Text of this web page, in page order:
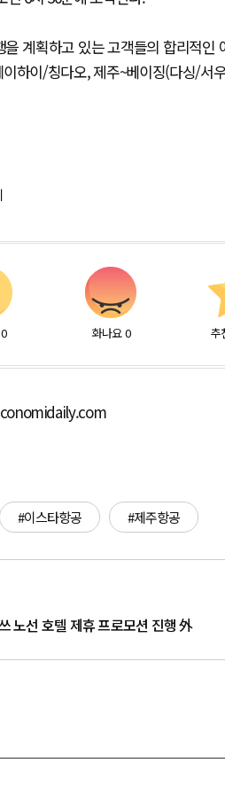
계획하고 있는 고객들의 합리적인
하이/칭다오, 제주~베이징(다싱/서
0 화나요 0 추
#이스타항공 #제주항공
노선 호텔 제휴 프로모션 진행 外